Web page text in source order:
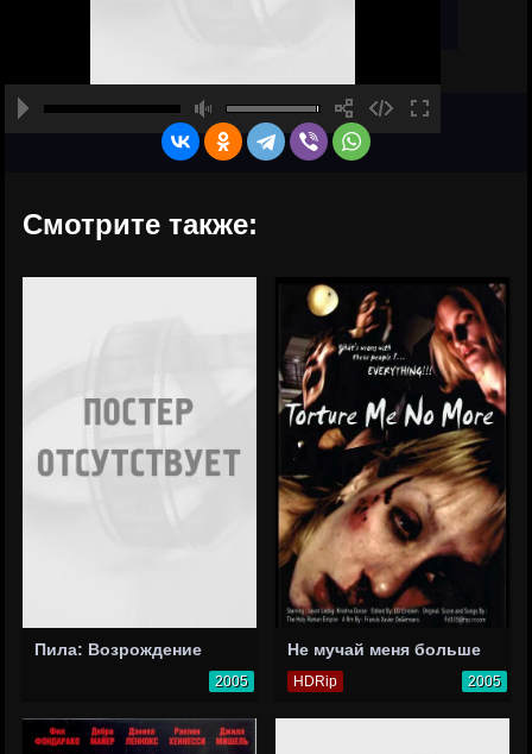
Смотрите также:
Пила: Возрождение
2005
Не мучай меня больше
HDRip 2005